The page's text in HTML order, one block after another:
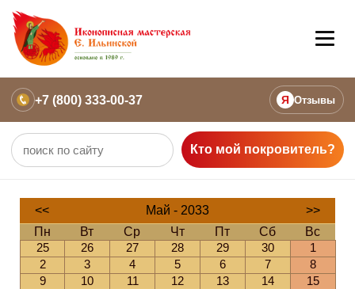
+7 (800) 333-00-37 Я Отзывы
Кто мой покровитель?
<< Май - 2033
>>
Пн
Вт Ср Чт Пт Сб
Вс
25
26 27 28 29 30
1
2
3 4 5 6 7
8
9
10 11 12 13 14
15